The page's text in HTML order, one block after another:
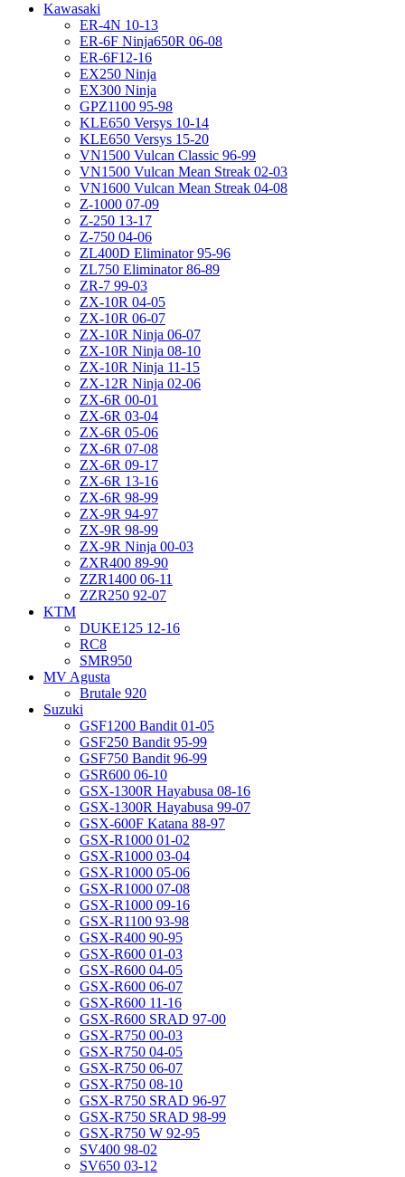
Kawasaki
ER-4N 10-13
ER-6F Ninja650R 06-08
ER-6F12-16
EX250 Ninja
EX300 Ninja
GPZ1100 95-98
KLE650 Versys 10-14
KLE650 Versys 15-20
VN1500 Vulcan Classic 96-99
VN1500 Vulcan Mean Streak 02-03
VN1600 Vulcan Mean Streak 04-08
Z-1000 07-09
Z-250 13-17
Z-750 04-06
ZL400D Eliminator 95-96
ZL750 Eliminator 86-89
ZR-7 99-03
ZX-10R 04-05
ZX-10R 06-07
ZX-10R Ninja 06-07
ZX-10R Ninja 08-10
ZX-10R Ninja 11-15
ZX-12R Ninja 02-06
ZX-6R 00-01
ZX-6R 03-04
ZX-6R 05-06
ZX-6R 07-08
ZX-6R 09-17
ZX-6R 13-16
ZX-6R 98-99
ZX-9R 94-97
ZX-9R 98-99
ZX-9R Ninja 00-03
ZXR400 89-90
ZZR1400 06-11
ZZR250 92-07
KTM
DUKE125 12-16
RC8
SMR950
MV Agusta
Brutale 920
Suzuki
GSF1200 Bandit 01-05
GSF250 Bandit 95-99
GSF750 Bandit 96-99
GSR600 06-10
GSX-1300R Hayabusa 08-16
GSX-1300R Hayabusa 99-07
GSX-600F Katana 88-97
GSX-R1000 01-02
GSX-R1000 03-04
GSX-R1000 05-06
GSX-R1000 07-08
GSX-R1000 09-16
GSX-R1100 93-98
GSX-R400 90-95
GSX-R600 01-03
GSX-R600 04-05
GSX-R600 06-07
GSX-R600 11-16
GSX-R600 SRAD 97-00
GSX-R750 00-03
GSX-R750 04-05
GSX-R750 06-07
GSX-R750 08-10
GSX-R750 SRAD 96-97
GSX-R750 SRAD 98-99
GSX-R750 W 92-95
SV400 98-02
SV650 03-12